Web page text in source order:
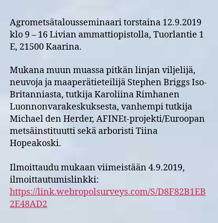
12.9.2019
Agrometsätalousseminaari torstaina 12.9.2019
klo 9 – 16 Livian ammattiopistolla, Tuorlantie 1
E, 21500 Kaarina.
Mukana muun muassa pitkän linjan viljelijä,
neuvoja ja maaperätieteilijä Stephen Briggs Iso-
Britanniasta, tutkija Karoliina Rimhanen
Luonnonvarakeskuksesta, vanhempi tutkija
Michael den Herder, AFINEt-projekti/Euroopan
metsäinstituutti sekä arboristi Tiina
Hopeakoski.
Ilmoittaudu mukaan viimeistään 4.9.2019,
ilmoittautumislinkki:
https://link.webropolsurveys.com/S/D8F82B1EB
2E48AD2